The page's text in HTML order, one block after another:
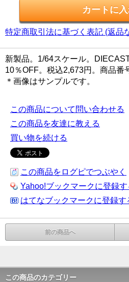
特定商取引法に基づく表記 (返品
新製品。1/64スケール。DIECAST
10％OFF。税込2,673円。商品番
＊画像はサンプルです。
この商品について問い合わせる
この商品を友達に教える
買い物を続ける
この商品をログピでつぶやく
Yahoo!ブックマークに登録す
はてなブックマークに登録す
前の商品へ
この商品のカテゴリー